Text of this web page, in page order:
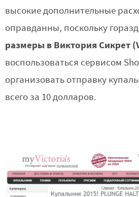
высокие дополнительные
оправданны, поскольку
размеры в Виктория Сикрет
воспользоваться сервисом
организовать отправку
всего за 10 долларов.